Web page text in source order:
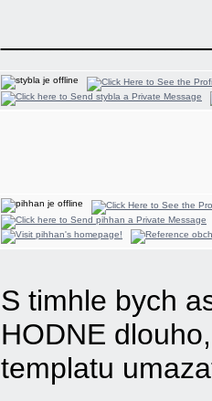
S timhle bych
HODNE
templatu